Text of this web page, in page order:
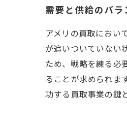
需要と供給のバ
アメリの買取におい
が追いついていない
ため、戦略を練る必
ることが求められま
功する買取事業の鍵